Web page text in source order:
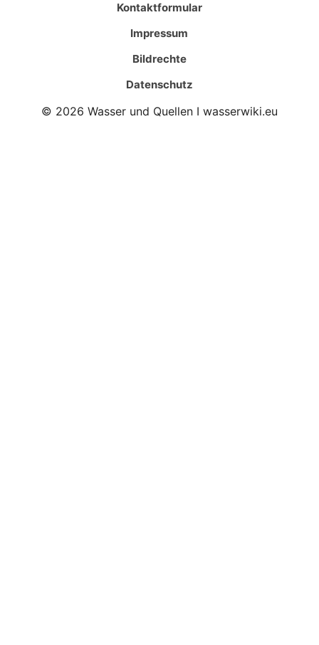
Kontaktformular
Impressum
Bildrechte
Datenschutz
© 2026 Wasser und Quellen I wasserwiki.eu